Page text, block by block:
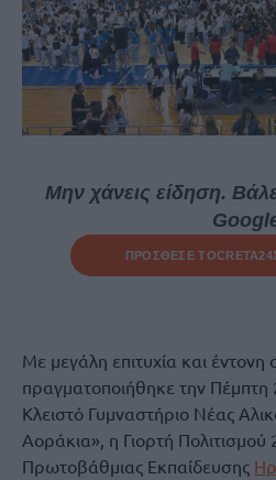
Μην χάνεις είδηση.
ΠΡΟΣΘΕΣΕ ΤΟCRETA24
Με μεγάλη επιτυχία και έντονη
πραγματοποιήθηκε την
Κλειστό Γυμναστήριο Νέας
Αοράκια», η Γιορτή Πολιτισμού
Πρωτοβάθμιας Εκπαίδευσης